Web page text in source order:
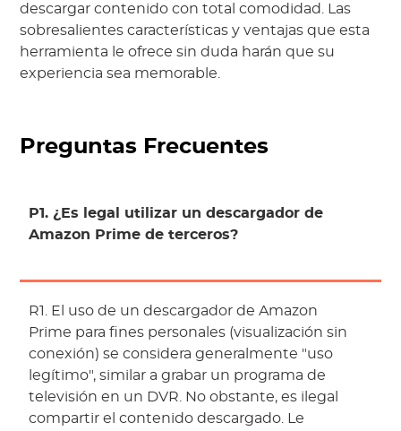
descargar contenido con total comodidad. Las
sobresalientes características y ventajas que esta
herramienta le ofrece sin duda harán que su
experiencia sea memorable.
Preguntas Frecuentes
P1. ¿Es legal utilizar un descargador de
Amazon Prime de terceros?
R1. El uso de un descargador de Amazon
Prime para fines personales (visualización sin
conexión) se considera generalmente "uso
legítimo", similar a grabar un programa de
televisión en un DVR. No obstante, es ilegal
compartir el contenido descargado. Le